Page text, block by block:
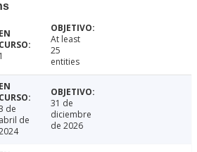
1
At least
25
entities
de
abril de
31 de
diciembre
de 2026